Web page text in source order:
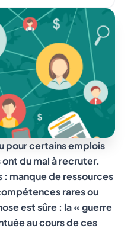
pour certains emplois
du mal à recruter.
: manque de ressources
rares ou
est sûre : la « guerre
au cours de ces